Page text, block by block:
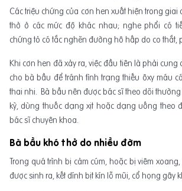
Các triệu chứng của cơn hen xuất hiện trong
thở ở các mức độ khác nhau; nghe phổi có
chứng tỏ có tắc nghẽn đường hô hấp do co
Khi cơn hen đã xảy ra, việc đầu tiên là phải
cho bà bầu để tránh tình trạng thiếu ôxy máu
thai nhi. Bà bầu nên được bác sĩ theo dõi
kỳ, dùng thuốc dạng xịt hoặc dạng uống theo
bác sĩ chuyên khoa.
Bà bầu khó thở do nhiều đờm
Trong quá trình bị cảm cúm, hoặc bị viêm
được sinh ra, kết dính bịt kín lỗ mũi, cổ họng gây